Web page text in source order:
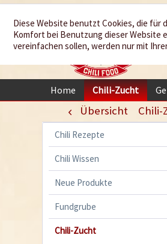
Home Chili-Zucht
Übersicht Chili-
Chili Rezepte
Chili Wissen
Neue Produkte
Fundgrube
Chili-Zucht
Diese Website benutzt Cookies, die für
Komfort bei Benutzung dieser Website
vereinfachen sollen, werden nur mit